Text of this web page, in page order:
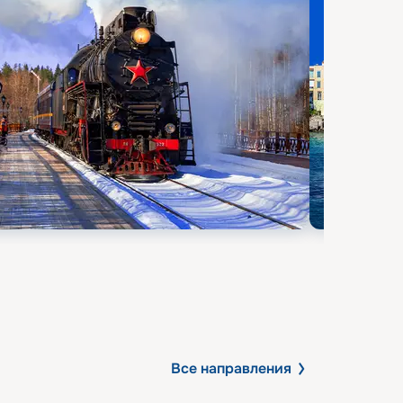
Все направления